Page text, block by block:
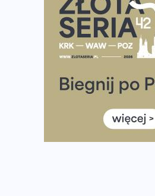
Ponad 12 tysięcy uczestników
Tętno vs tempo – czym
Co ma dużo białka? Produkty,
Rozbiegany Olsztyn szykuje się
Już w tę sobotę 35. Bieg
Wystartuje rekordowa liczba